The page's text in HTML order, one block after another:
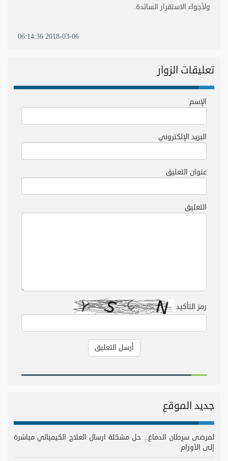
ولأجواء الاستقرار السائدة.
2018-03-06 06:14:36
تعليقات الزوار
الإسم
البريد الإلكتروني
عنوان التعليق
التعليق
رمز التأكيد
جديد الموقع
لمرضى سرطان الدماغ.. حل مشكلة ارسال العلاج الكيميائي مباشرة
إلى الأورام